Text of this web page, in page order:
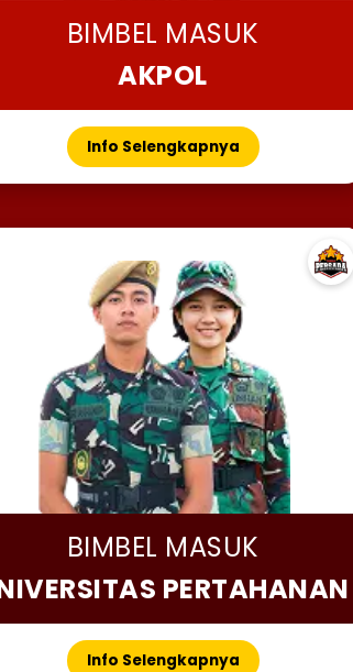
BIMBEL MASUK
AKPOL
Info Selengkapnya
BIMBEL MASUK
PERTAHANAN
Info Selengkapnya